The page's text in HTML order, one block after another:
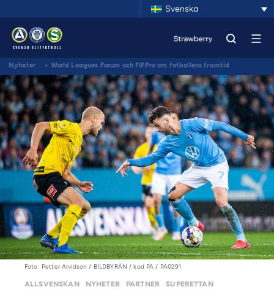
Svenska
Nyheter > World Leagues Forum och FIFPro om fotbollens framtid
Foto: Petter Arvidson / BILDBYRÅN / kod PA / PA0291
ALLSVENSKAN NYHETER PARTNER SUPERETTAN